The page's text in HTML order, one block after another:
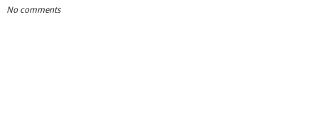
No comments